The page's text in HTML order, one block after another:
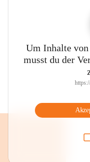
Um Inhalte von
musst du der